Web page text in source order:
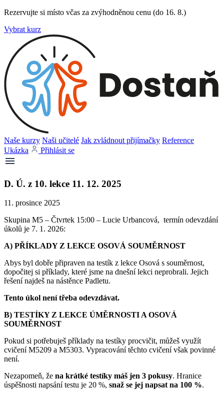
Rezervujte si místo včas za zvýhodněnou cenu (do 16. 8.)
Vybrat kurz
Naše kurzy Naši učitelé Jak zvládnout přijímačky Reference
Ukázka
Přihlásit se
D. Ú. z 10. lekce 11. 12. 2025
11. prosince 2025
Skupina M5 – Čtvrtek 15:00 – Lucie Urbancová, termín odevzdání
úkolů je 7. 1. 2026:
A) PŘÍKLADY Z LEKCE OSOVÁ SOUMĚRNOST
Abys byl dobře připraven na testík z lekce Osová s souměrnost,
dopočitej si příklady, které jsme na dnešní lekci neprobrali. Jejich
řešení najdeš na nástěnce Padletu.
Tento úkol není třeba odevzdávat.
B) TESTÍKY Z LEKCE ÚMĚRNOSTI A OSOVÁ
SOUMĚRNOST
Pokud si potřebuješ příklady na testíky procvičit, můžeš využít
cvičení M5209 a M5303. Vypracování těchto cvičení však povinné
není.
Nezapomeň, že na krátké testíky máš jen 3 pokusy. Hranice
úspěšnosti napsání testu je 20 %, snaž se jej napsat na 100 %.